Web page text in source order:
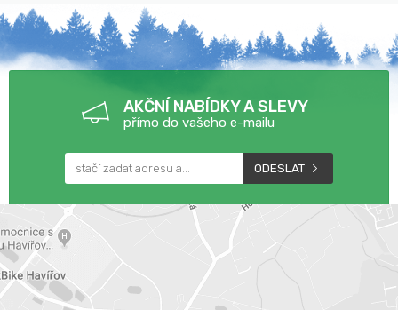
AKČNÍ NABÍDKY A SLEVY
přímo do vašeho e-mailu
ODESLAT